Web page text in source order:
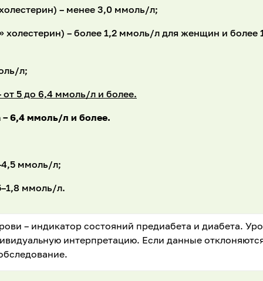
– менее 3,0 ммоль/л;
– более 1,2 ммоль/л для женщин и более
л;
от 5 до 6,4 ммоль/л и более.
– 6,4 ммоль/л и более.
ммоль/л;
ммоль/л.
– индикатор состояний предиабета и диабета.
интерпретацию. Если данные